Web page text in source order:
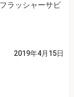
ラッシャーサビ
2019年4月15日